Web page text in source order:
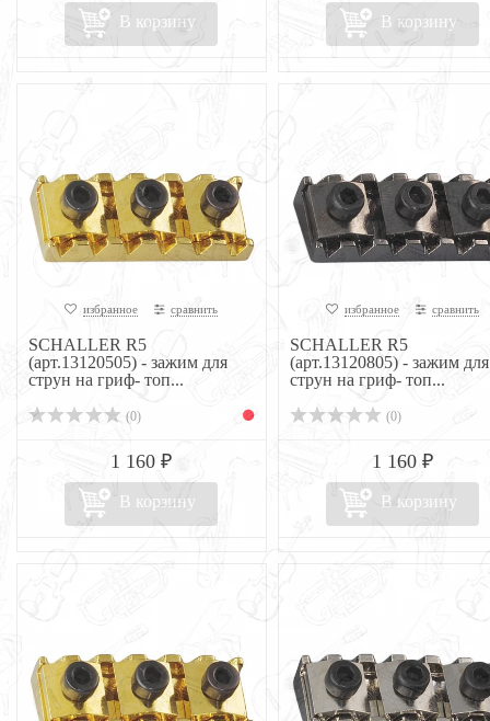
В корзину В корзину
избранное сравнить
SCHALLER R5
(арт.13120505) - зажим для
струн на гриф- топ...
(0)
1 160 ₽
В корзину
избранное сравнить
SCHALLER R5
(арт.13120805) - зажим для
струн на гриф- топ...
(0)
1 160 ₽
В корзину